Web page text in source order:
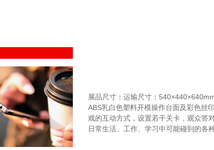
展品尺寸：运输尺寸：
ABS乳白色塑料开模操作台面及彩色丝
戏的互动方式，设置若干关卡，观众答
日常生活、工作、学习中可能碰到的各